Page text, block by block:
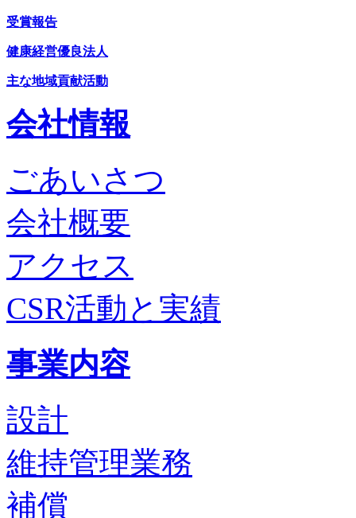
受賞報告
健康経営優良法人
主な地域貢献活動
会社情報
ごあいさつ
会社概要
アクセス
CSR活動と実績
事業内容
設計
維持管理業務
補償